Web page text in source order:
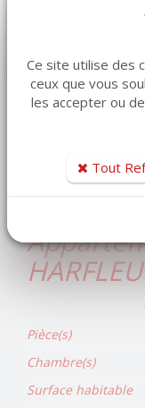
Pièce(s)
Chambre(s)
Surface habitable
Ce site utilise des
ceux que vous
les accepter ou
Tout